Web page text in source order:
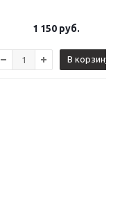
1 150руб.
В корзину